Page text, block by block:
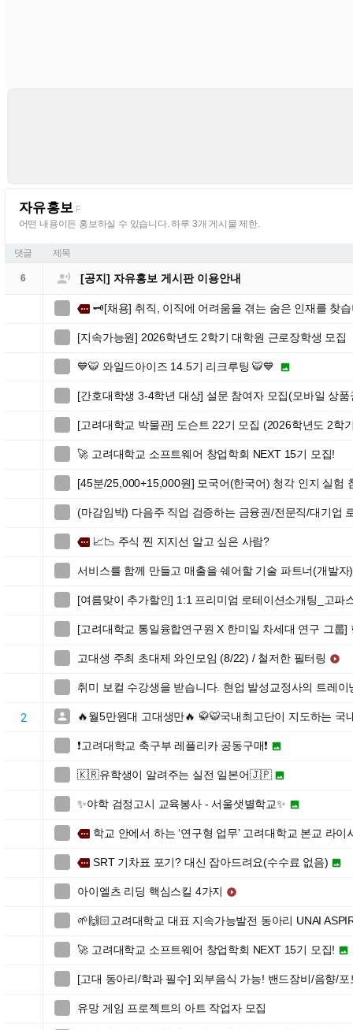
자유홍보 F
어떤 내용이든 홍보하실 수 있습니다. 하루 3개 게시물 제한.
댓글 제목
6  [공지] 자유홍보 게시판 이용안내
more 🗝️[채용] 취직, 이직에 어려움을 겪는 숨은 인재를 찾
[지속가능원] 2026학년도 2학기 대학원 근로장학생 모집
💙🐯 와일드아이즈 14.5기 리크루팅 🐯💙 
[간호대학생 3-4학년 대상] 설문 참여자 모집(모바일 상품
[고려대학교 박물관] 도슨트 22기 모집 (2026학년도 2학
🚀 고려대학교 소프트웨어 창업학회 NEXT 15기 모집!
[45분/25,000+15,000원] 모국어(한국어) 청각 인지 실험
(마감임박) 다음주 직업 검증하는 금융권/전문직/대기업
more 📈📉 주식 찐 지지선 알고 싶은 사람?
서비스를 함께 만들고 매출을 쉐어할 기술 파트너(개발자
[여름맞이 추가할인] 1:1 프리미엄 로테이션소개팅_고파
[고려대학교 통일융합연구원 X 한미일 차세대 연구 그룹
고대생 주최 초대제 와인모임 (8/22) / 철저한 필터링 
취미 보컬 수강생을 받습니다. 현업 발성교정사의 트레이
2  🔥월5만원대 고대생만🔥 🥋🐯국내최고단이 지도하는
❗️고려대학교 축구부 레플리카 공동구매❗️ 
🇰🇷유학생이 알려주는 실전 일본어🇯🇵 
✨야학 검정고시 교육봉사 - 서울샛별학교✨ 
more 학교 안에서 하는 ‘연구형 업무’ 고려대학교 본교 라이
more SRT 기차표 포기? 대신 잡아드려요(수수료 없음) 
아이엘츠 리딩 핵심스킬 4가지 
🌱🙌🏻고려대학교 대표 지속가능발전 동아리 UNAI
🚀 고려대학교 소프트웨어 창업학회 NEXT 15기 모집! 
[고대 동아리/학과 필수] 외부음식 가능! 밴드장비/음향/
유망 게임 프로젝트의 아트 작업자 모집